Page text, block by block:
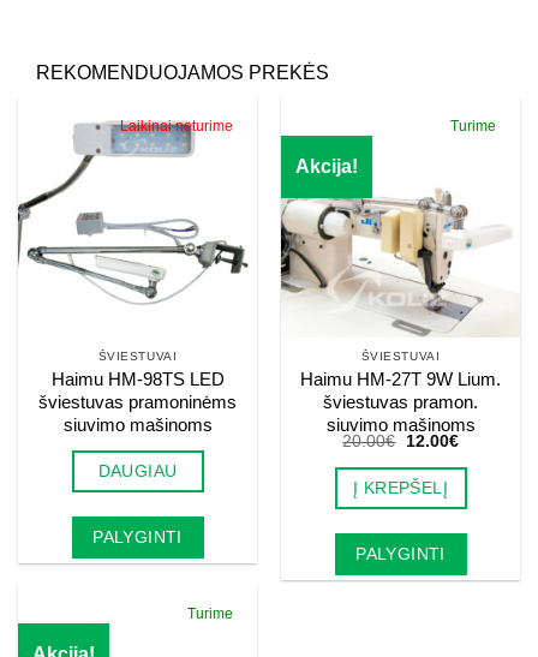
REKOMENDUOJAMOS PREKĖS
Laikinai neturime
ŠVIESTUVAI
Haimu HM-98TS LED
šviestuvas pramoninėms
siuvimo mašinoms
DAUGIAU
PALYGINTI
Akcija!
Turime
ŠVIESTUVAI
Haimu HM-27T 9W Lium.
šviestuvas pramon.
siuvimo mašinoms
20.00€
Original
was:
20.00€.
12.00€Current
is:
Į KREPŠELĮ
PALYGINTI
Turime